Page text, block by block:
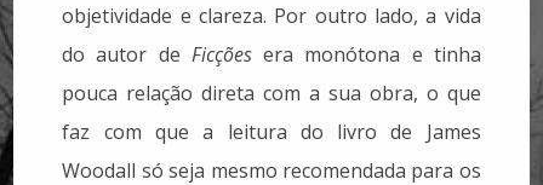
objetividade e clareza. Por outro lado, a vida
do autor de Ficçõesera monótona e tinha
pouca relação direta com a sua obra, o que
faz com que a leitura do livro de James
Woodall só seja mesmo recomendada para os